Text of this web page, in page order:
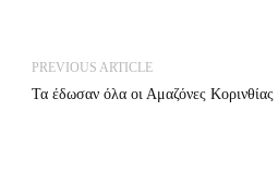
PREVIOUS ARTICLE
Τα έδωσαν όλα οι Αμαζόνες